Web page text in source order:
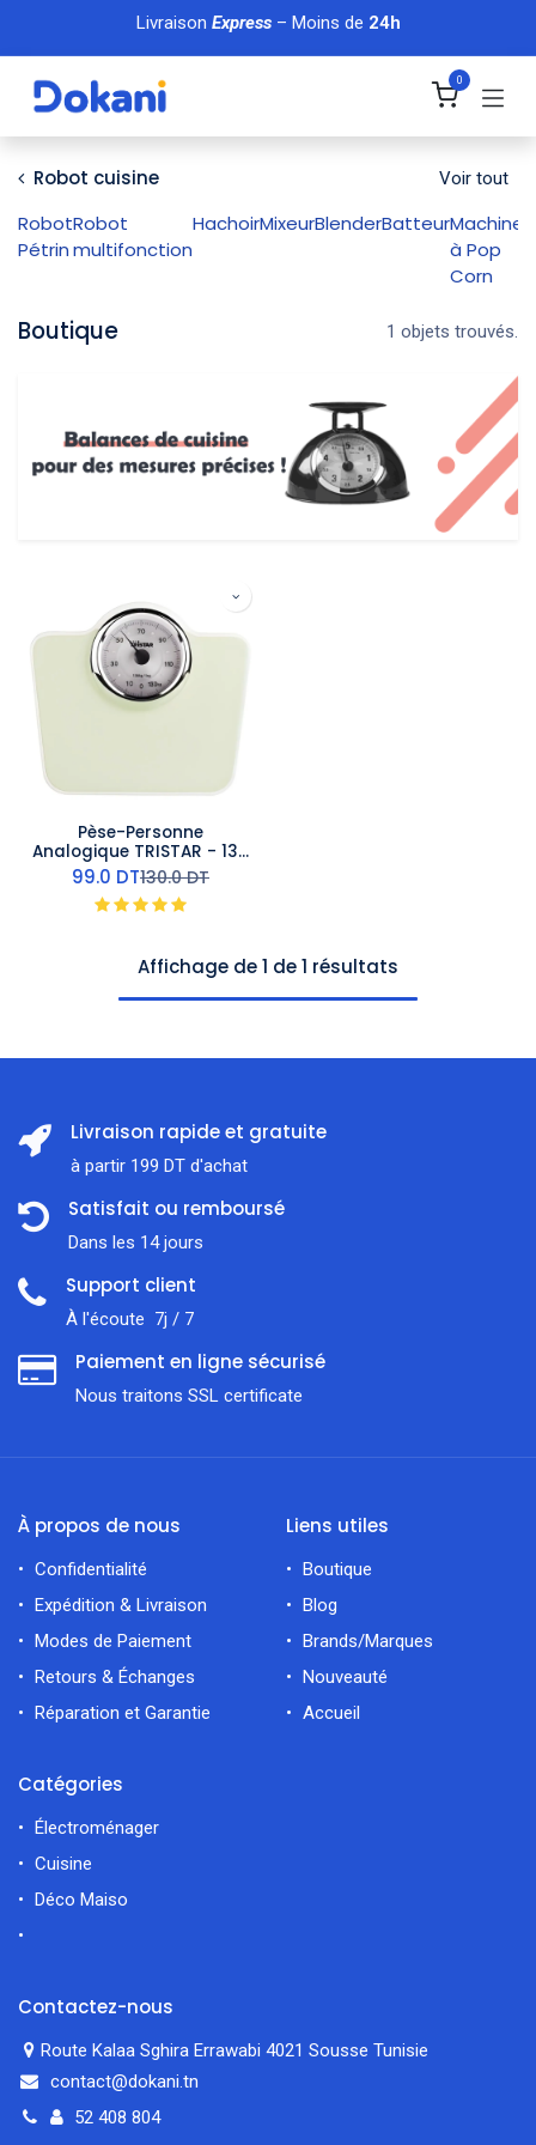
Se rendre au contenu
Livraison Express– Moins de 24h
0
Robot cuisine Voir tout
Robot
Pétrin
Robot
multifonction
HachoirMixeurBlenderBatteurMachine
à Pop
Corn
Boutique 1 objets trouvés.
Pèse-Personne
Analogique TRISTAR - 136
kg
99.0 DT130.0DT
Affichage de 1 de 1 résultats
Livraison rapide et gratuite
à partir 199 DT d'achat
Satisfait ou remboursé
Dans les 14 jours
Support client
À l'écoute 7j / 7
Paiement en ligne sécurisé
Nous traitons SSL сertificate
À propos de nous
Confidentialité
Expédition & Livraison
Modes de Paiement
Retours & Échanges
Réparation et Garantie
Liens utiles
Boutique
Blog
Brands/Marques
Nouveauté
Accueil
Catégories
Électroménager
Cuisine
Déco Maiso
Contactez-nous
Route Kalaa Sghira Errawabi 4021 Sousse Tunisie
contact@dokani.tn
52 408 804